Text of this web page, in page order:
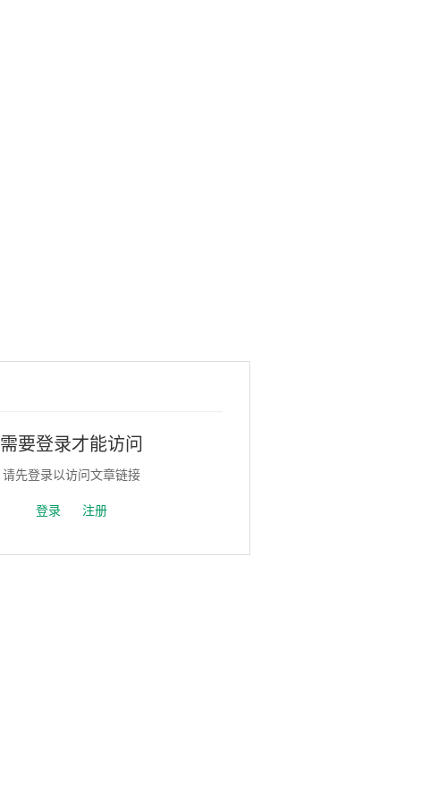
需要登录才能访问
请先登录以访问文章链接
登录 注册